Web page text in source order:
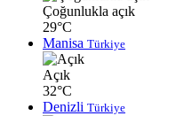
Çoğunlukla açık
29°C
Manisa Türkiye
Açık
32°C
Denizli Türkiye